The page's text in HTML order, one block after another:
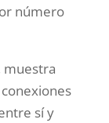
número
muestra
sí y